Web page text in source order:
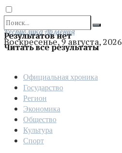
Результатов нет
Читать все результаты
Отправить
Республика Армения
Воскресенье, 9 августа, 2026
Официальная хроника
Государство
Регион
Экономика
Общество
Культура
Спорт